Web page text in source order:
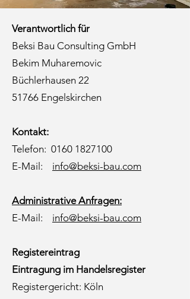
Verantwortlich für
Beksi Bau Consulting GmbH
Bekim Muharemovic
Büchlerhausen 22
51766 Engelskirchen
Kontakt:
Telefon: 0160 1827100
E-Mail: info@beksi-bau.com
Administrative Anfragen:
E-Mail: info@beksi-bau.com
Registereintrag
Eintragung im Handelsregister
Registergericht: Köln